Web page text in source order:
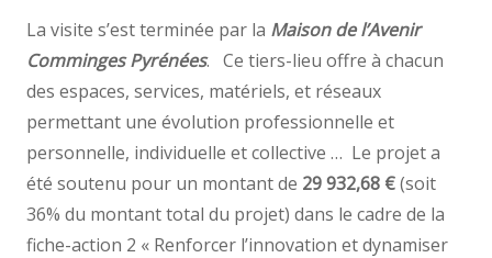
La visite s’est terminée par la Maison de l’Avenir
Comminges Pyrénées. Ce tiers-lieu offre à chacun
des espaces, services, matériels, et réseaux
permettant une évolution professionnelle et
personnelle, individuelle et collective … Le projet a
été soutenu pour un montant de 29 932,68 €(soit
36% du montant total du projet) dans le cadre de la
fiche-action 2 « Renforcer l’innovation et dynamiser